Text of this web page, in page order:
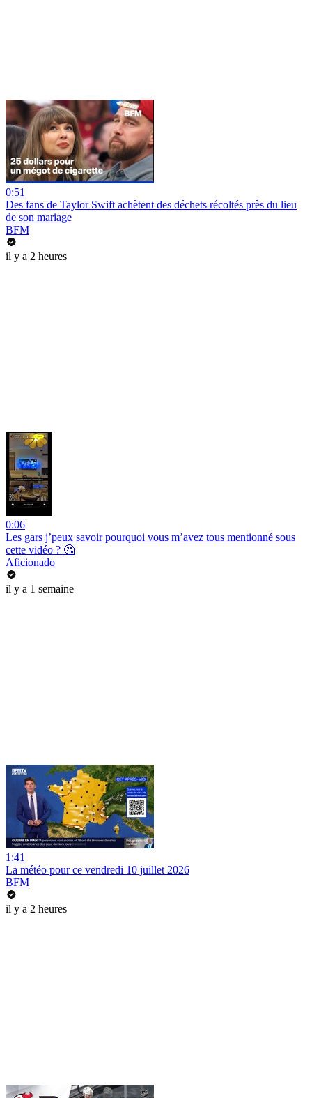
0:51
Des fans de Taylor Swift achètent des déchets récoltés près du lieu
de son mariage
BFM
il y a 2 heures
0:06
Les gars j’peux savoir pourquoi vous m’avez tous mentionné sous
cette vidéo ? 🤔
Aficionado
il y a 1 semaine
1:41
La météo pour ce vendredi 10 juillet 2026
BFM
il y a 2 heures